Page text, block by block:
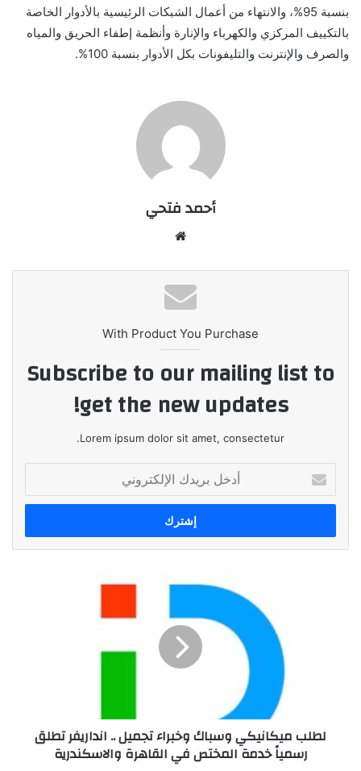
بنسبة 95%، والانتهاء من أعمال الشبكات الرئيسية بالأدوار الخاصة
بالتكييف المركزي والكهرباء والإنارة وأنظمة إطفاء الحريق والمياه
والصرف والإنترنت والتليفونات بكل الأدوار بنسبة 100%.
أحمد فتحي
With Product You Purchase
Subscribe to our mailing list to
get the new updates!
Lorem ipsum dolor sit amet, consectetur.
بريدك
الإلكتروني
لطلب ميكانيكي وسباك وخبراء تجميل .. انداريفر تطلق
رسمياً خدمة المختص في القاهرة والاسكندرية